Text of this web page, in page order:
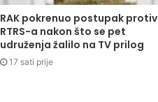
RAK pokrenuo postupak protiv
RTRS-a nakon što se pet
udruženja žalilo na TV prilog
17 sati prije